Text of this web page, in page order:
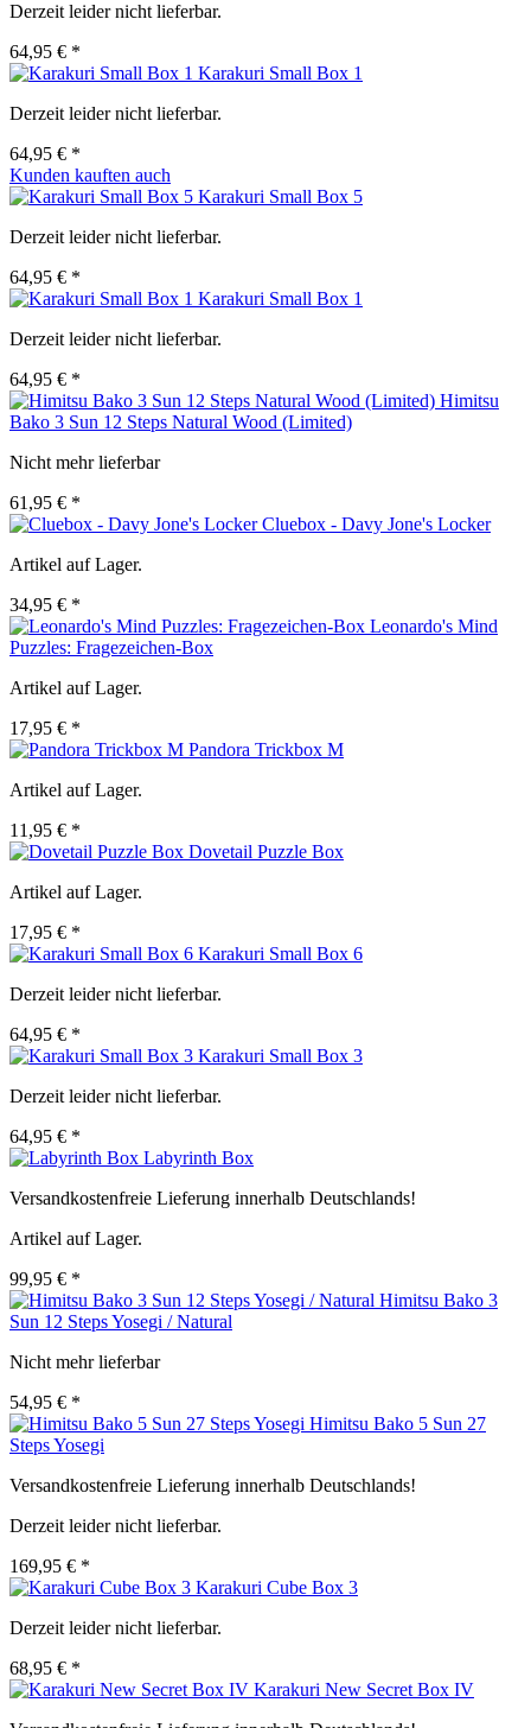
Derzeit leider nicht lieferbar.
64,95 € *
Karakuri Small Box 1
Derzeit leider nicht lieferbar.
64,95 € *
Kunden kauften auch
Karakuri Small Box 5
Derzeit leider nicht lieferbar.
64,95 € *
Karakuri Small Box 1
Derzeit leider nicht lieferbar.
64,95 € *
Himitsu
Bako 3 Sun 12 Steps Natural Wood (Limited)
Nicht mehr lieferbar
61,95 € *
Cluebox - Davy Jone's Locker
Artikel auf Lager.
34,95 € *
Leonardo's Mind
Puzzles: Fragezeichen-Box
Artikel auf Lager.
17,95 € *
Pandora Trickbox M
Artikel auf Lager.
11,95 € *
Dovetail Puzzle Box
Artikel auf Lager.
17,95 € *
Karakuri Small Box 6
Derzeit leider nicht lieferbar.
64,95 € *
Karakuri Small Box 3
Derzeit leider nicht lieferbar.
64,95 € *
Labyrinth Box
Versandkostenfreie Lieferung innerhalb Deutschlands!
Artikel auf Lager.
99,95 € *
Himitsu Bako 3
Sun 12 Steps Yosegi / Natural
Nicht mehr lieferbar
54,95 € *
Himitsu Bako 5 Sun 27
Steps Yosegi
Versandkostenfreie Lieferung innerhalb Deutschlands!
Derzeit leider nicht lieferbar.
169,95 € *
Karakuri Cube Box 3
Derzeit leider nicht lieferbar.
68,95 € *
Karakuri New Secret Box IV